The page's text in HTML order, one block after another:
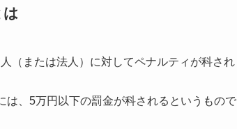
（または法人）に対してペナルティが科され
、5万円以下の罰金が科されるというもので